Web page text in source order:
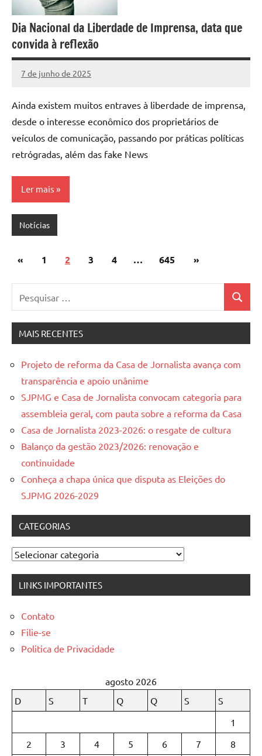
Dia Nacional da Liberdade de Imprensa, data que
convida à reflexão
7 de junho de 2025
Assessoria
Nenhum
Ainda existem muitos entraves à liberdade de imprensa,
desde o interesse econômico dos proprietários de
veículos de comunicação, passando por práticas políticas
retrógradas, além das fake News
Ler mais
Notícias
Paginação
posts
«Post1 2 3 4 … 645
Post
»
por:
MAIS RECENTES
Projeto de reforma da Casa de Jornalista avança com
transparência e apoio unânime
SJPMG e Casa de Jornalista convocam categoria para
assembleia geral, com pauta sobre a reforma da Casa
Casa de Jornalista 2023-2026: o resgate de cultura
Balanço da gestão 2023/2026: renovação e
continuidade
Conheça a chapa única que disputa as Eleições do
SJPMG 2026-2029
CATEGORIAS
Categorias
LINKS IMPORTANTES
Contato
Filie-se
Politica de Privacidade
agosto 2026
D
S T Q Q S
S
1
2
3 4 5 6 7 8